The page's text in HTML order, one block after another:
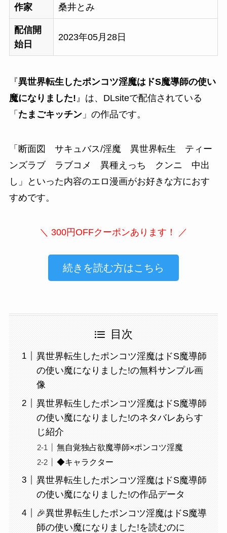
作家 桑井とみ
配信開
始日
2023年05月28日
『異世界転生したポンコツ淫魔はドS魔導師の使い
魔になりました!』は、DLsiteで配信されている
「 たまごキッチン」の作品です。
「 断面図 サキュバス/淫魔 異世界転生 ティー
ンズラブ ラブコメ 異種えっち クンニ 中出
し 」といった内容のエロ漫画がお好きな方におす
すめです。
＼ 300円OFFクーポンあります！ ／
続きを読む方はこちら
目次
異世界転生したポンコツ淫魔はドS魔導師
の使い魔になりました!の無料サンプル画
像
異世界転生したポンコツ淫魔はドS魔導師
の使い魔になりました!のネタバレあらす
じ紹介
無自覚独占欲魔導師×ポンコツ淫魔
◆キャラクター
異世界転生したポンコツ淫魔はドS魔導師
の使い魔になりました!の作品データ
🎉異世界転生したポンコツ淫魔はドS魔導
師の使い魔になりました!を読むのに